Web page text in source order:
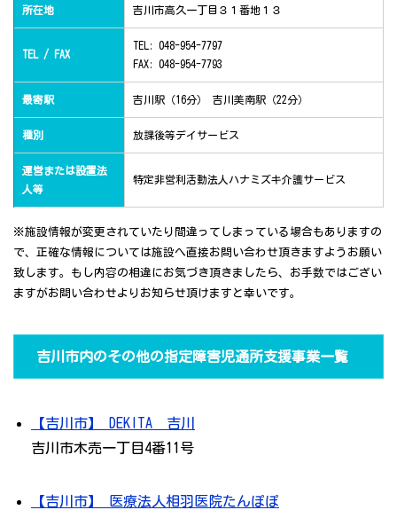
所在地 吉川市高久一丁目３１番地１３
TEL / FAX
TEL: 048-954-7797
FAX: 048-954-7793
最寄駅 吉川駅（16分） 吉川美南駅（22分）
種別 放課後等デイサービス
運営または設置法
人等
特定非営利活動法人ハナミズキ介護サービス
※施設情報が変更されていたり間違ってしまっている場合もありますの
で、正確な情報については施設へ直接お問い合わせ頂きますようお願い
致します。もし内容の相違にお気づき頂きましたら、お手数ではござい
ますがお問い合わせよりお知らせ頂けますと幸いです。
吉川市内のその他の指定障害児通所支援事業一覧
【吉川市】 DEKITA²吉川
吉川市木売一丁目4番11号
【吉川市】 医療法人相羽医院たんぽぽ